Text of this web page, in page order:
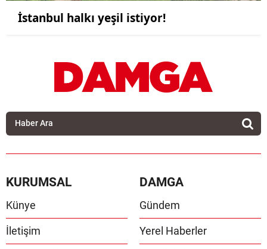
İstanbul halkı yeşil istiyor!
KURUMSAL
Künye
İletişim
DAMGA
Gündem
Yerel Haberler